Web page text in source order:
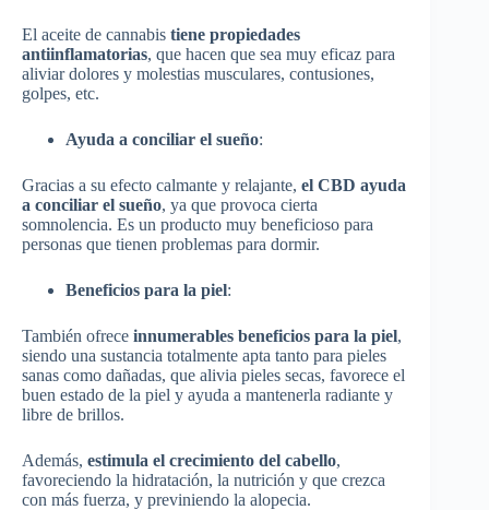
El aceite de cannabis tiene propiedades
antiinflamatorias, que hacen que sea muy eficaz para
aliviar dolores y molestias musculares, contusiones,
golpes, etc.
Ayuda a conciliar el sueño:
Gracias a su efecto calmante y relajante, el CBD ayuda
a conciliar el sueño, ya que provoca cierta
somnolencia. Es un producto muy beneficioso para
personas que tienen problemas para dormir.
Beneficios para la piel:
También ofrece innumerables beneficios para la piel,
siendo una sustancia totalmente apta tanto para pieles
sanas como dañadas, que alivia pieles secas, favorece el
buen estado de la piel y ayuda a mantenerla radiante y
libre de brillos.
Además, estimula el crecimiento del cabello,
favoreciendo la hidratación, la nutrición y que crezca
con más fuerza, y previniendo la alopecia.